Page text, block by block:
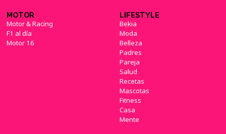
MOTOR
Motor & Racing
F1 al día
Motor 16
LIFESTYLE
Bekia
Moda
Belleza
Padres
Pareja
Salud
Recetas
Mascotas
Fitness
Casa
Mente